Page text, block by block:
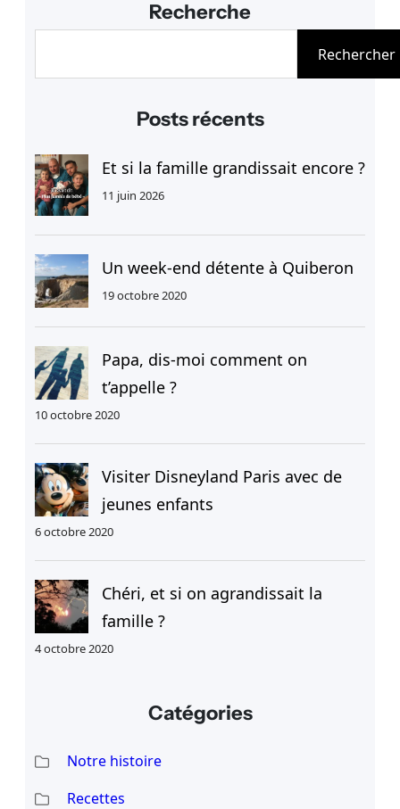
Recherche
r
c
h
e
r
Rechercher
Posts récents
Et si la famille grandissait encore ?
11 juin 2026
Un week-end détente à Quiberon
19 octobre 2020
Papa, dis-moi comment on
t’appelle ?
10 octobre 2020
Visiter Disneyland Paris avec de
jeunes enfants
6 octobre 2020
Chéri, et si on agrandissait la
famille ?
4 octobre 2020
Catégories
Notre histoire
Recettes